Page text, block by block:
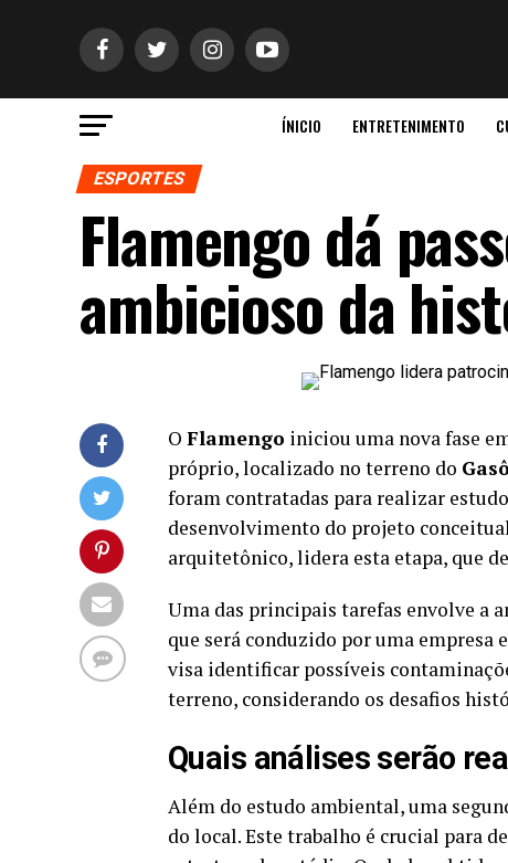
ÍNICIO ENTRETENIMENTO
ESPORTES
Flamengo dá
ambicioso da
O Flamengo iniciou uma nova fase
próprio, localizado no terreno do
foram contratadas para realizar
desenvolvimento do projeto
arquitetônico, lidera esta etapa, que
Uma das principais tarefas envolve a
que será conduzido por uma empresa
visa identificar possíveis
terreno, considerando os desafios
Quais análises serão
Além do estudo ambiental, uma
do local. Este trabalho é crucial para